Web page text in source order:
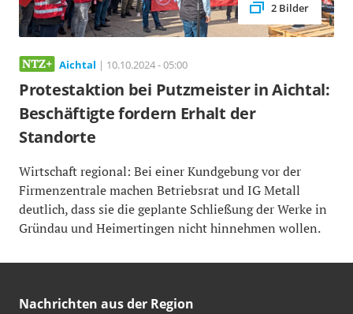
2 Bilder
Aichtal | 10.10.2024 - 05:00
Protestaktion bei Putzmeister in Aichtal:
Beschäftigte fordern Erhalt der
Standorte
Wirtschaft regional: Bei einer Kundgebung vor der
Firmenzentrale machen Betriebsrat und IG Metall
deutlich, dass sie die geplante Schließung der Werke in
Gründau und Heimertingen nicht hinnehmen wollen.
Nachrichten aus der Region